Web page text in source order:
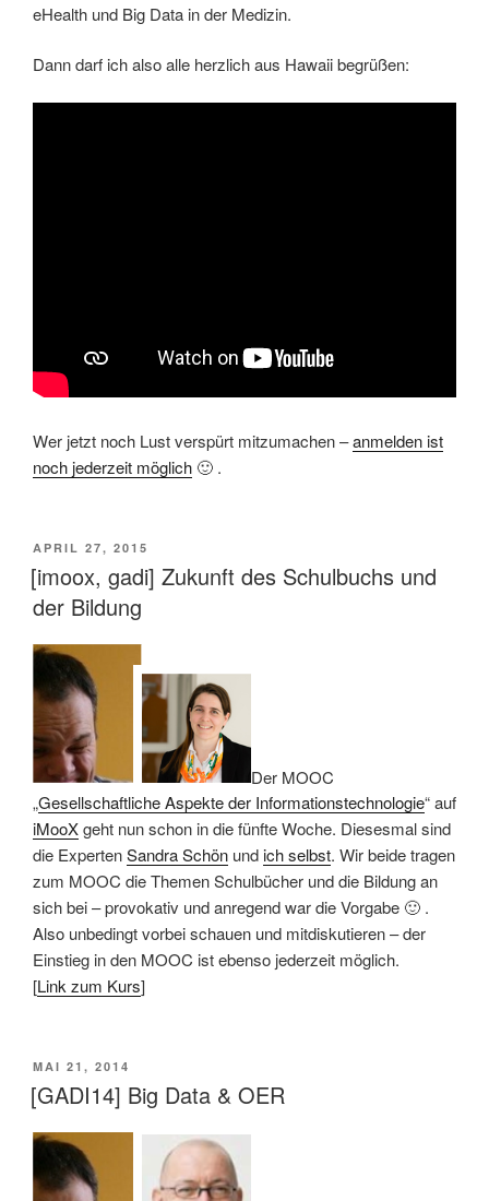
eHealth und Big Data in der Medizin.
Dann darf ich also alle herzlich aus Hawaii begrüßen:
Wer jetzt noch Lust verspürt mitzumachen –anmelden ist
noch jederzeit möglich 🙂 .
VERÖFFENTLICHT
AM
APRIL 27, 2015
[imoox, gadi] Zukunft des Schulbuchs und
der Bildung
Der MOOC
„Gesellschaftliche Aspekte der Informationstechnologie“ auf
iMooXgeht nun schon in die fünfte Woche. Diesesmal sind
die ExpertenSandra Schön undich selbst. Wir beide tragen
zum MOOC die Themen Schulbücher und die Bildung an
sich bei – provokativ und anregend war die Vorgabe 🙂 .
Also unbedingt vorbei schauen und mitdiskutieren – der
Einstieg in den MOOC ist ebenso jederzeit möglich.
[Link zum Kurs]
VERÖFFENTLICHT
AM
MAI 21, 2014
[GADI14] Big Data & OER